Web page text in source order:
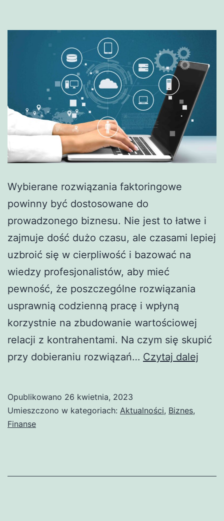
Wybierane rozwiązania faktoringowe
powinny być dostosowane do
prowadzonego biznesu. Nie jest to łatwe i
zajmuje dość dużo czasu, ale czasami lepiej
uzbroić się w cierpliwość i bazować na
wiedzy profesjonalistów, aby mieć
pewność, że poszczególne rozwiązania
usprawnią codzienną pracę i wpłyną
korzystnie na zbudowanie wartościowej
relacji z kontrahentami. Na czym się skupić
przy dobieraniu rozwiązań… Czytaj dalej
na
Opublikowano 26 kwietnia, 2023
Umieszczono w kategoriach: Aktualności, Biznes,
Finanse